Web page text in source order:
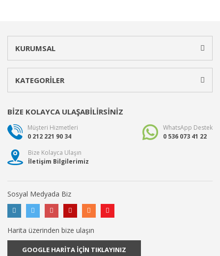
KURUMSAL
KATEGORİLER
BİZE KOLAYCA ULAŞABİLİRSİNİZ
Müşteri Hizmetleri
0 212 221 90 34
WhatsApp Destek
0 536 073 41 22
Bize Kolayca Ulaşın
İletişim Bilgilerimiz
Sosyal Medyada Biz
Harita üzerinden bize ulaşın
GOOGLE HARİTA İÇİN TIKLAYINIZ